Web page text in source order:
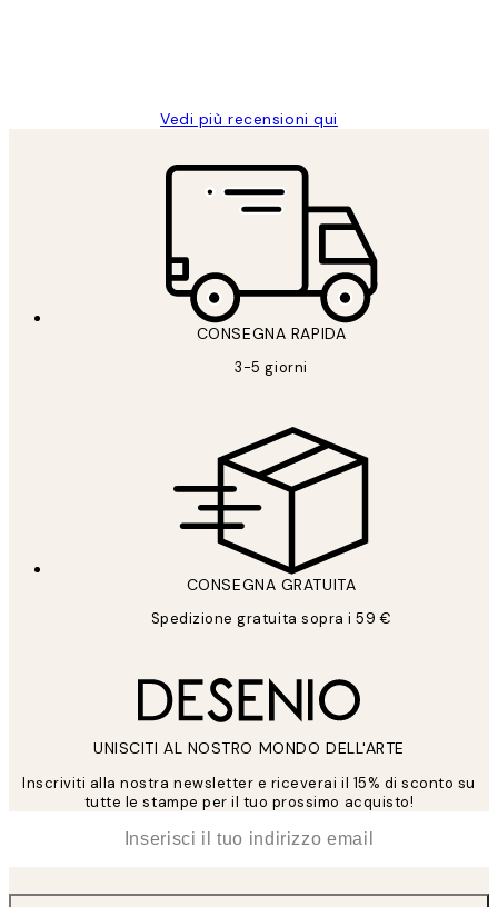
Vedi più recensioni qui
CONSEGNA RAPIDA
3-5 giorni
CONSEGNA GRATUITA
Spedizione gratuita sopra i 59 €
UNISCITI AL NOSTRO MONDO DELL'ARTE
Inscriviti alla nostra newsletter e riceverai il 15% di sconto su
tutte le stampe per il tuo prossimo acquisto!